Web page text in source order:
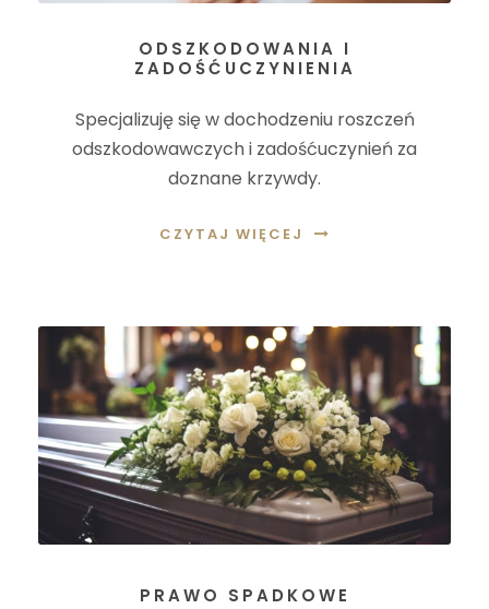
ODSZKODOWANIA I
ZADOŚĆUCZYNIENIA
Specjalizuję się w dochodzeniu roszczeń
odszkodowawczych i zadośćuczynień za
doznane krzywdy.
CZYTAJ WIĘCEJ
PRAWO SPADKOWE